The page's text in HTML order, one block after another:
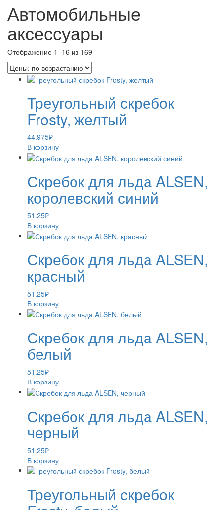
Автомобильные
аксессуары
Отображение 1–16 из 169
Треугольный скребок
Frosty, желтый
44.975₽
В корзину
Скребок для льда ALSEN,
королевский синий
51.25₽
В корзину
Скребок для льда ALSEN,
красный
51.25₽
В корзину
Скребок для льда ALSEN,
белый
51.25₽
В корзину
Скребок для льда ALSEN,
черный
51.25₽
В корзину
Треугольный скребок